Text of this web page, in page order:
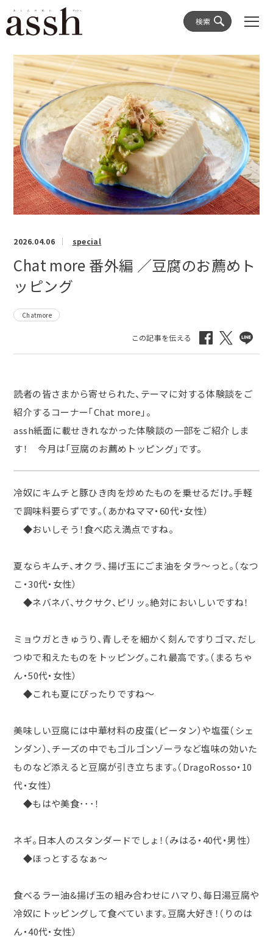
検索
2026.04.06 special
Chat more 番外編 ／豆腐のお薦めト
ッピング
Chatmore
読者の皆さまから寄せられた、テーマに対する体験談をご
紹介するコーナー「Chat more」。
assh紙面に載せきれなかった体験談の一部をご紹介しま
す！ 今月は「豆腐のお薦めトッピング」です。
冷奴にキムチと豚ひき肉を炒めたものを乗せるだけ。手軽
で調味料要らずです。（あかねママ・60代・女性）
◆おいしそう！食べ応え満点ですね。
夏ならキムチ、オクラ、揚げ玉にごま油をタラ〜っと。（なつ
こ・30代・女性）
◆ネバネバ、サクサク、ピリッ。絶対においしいですね！
ミョウガときゅうり、青しそを細かく刻んですりゴマ、だし
つゆで和えたものをトッピング。これ最高です。（まるちゃ
ん・50代・女性）
◆これも夏にぴったりですね～
美味しい豆腐には中華材料の皮蛋（ピータン）や塩蛋（シェ
ンダン）、チーズの中でもゴルゴンゾーラなど塩味の効いた
ものなど添えると豆腐が引き立ちます。（DragoRosso・ 10
代・女性）
◆もはや美食･･･！
ネギ。日本人のスタンダードでしょ！（みはる・40代・男性）
◆ほっとするなぁ～
食べるラー油&揚げ玉の組み合わせにハマり、毎日湯豆腐や
冷奴にトッピングして食べています。豆腐大好き！（りのは
ん・40代・女性）